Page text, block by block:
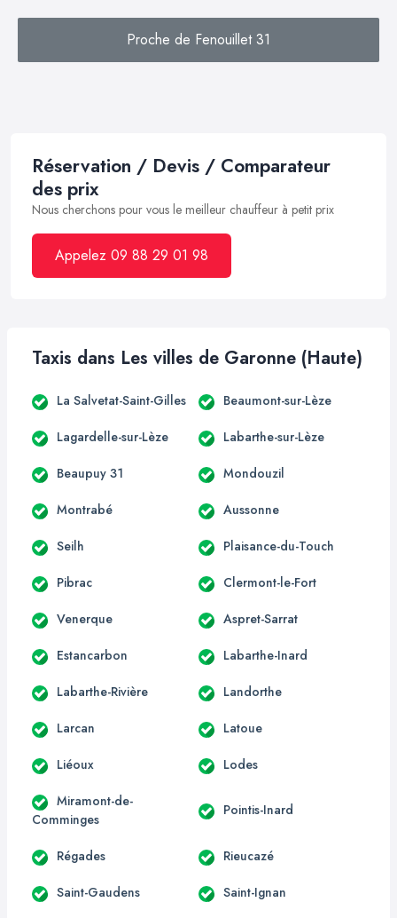
Proche de Fenouillet 31
Réservation / Devis / Comparateur
des prix
Nous cherchons pour vous le meilleur chauffeur à petit prix
Appelez 09 88 29 01 98
Taxis dans Les villes de Garonne (Haute)
La Salvetat-Saint-Gilles Beaumont-sur-Lèze
Lagardelle-sur-Lèze Labarthe-sur-Lèze
Beaupuy 31 Mondouzil
Montrabé Aussonne
Seilh Plaisance-du-Touch
Pibrac Clermont-le-Fort
Venerque Aspret-Sarrat
Estancarbon Labarthe-Inard
Labarthe-Rivière Landorthe
Larcan Latoue
Liéoux Lodes
Miramont-de-
Comminges
Pointis-Inard
Régades Rieucazé
Saint-Gaudens Saint-Ignan